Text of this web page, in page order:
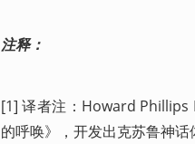
注释：
[1] 译者注：Howard Phillips
的呼唤》，开发出克苏鲁神话